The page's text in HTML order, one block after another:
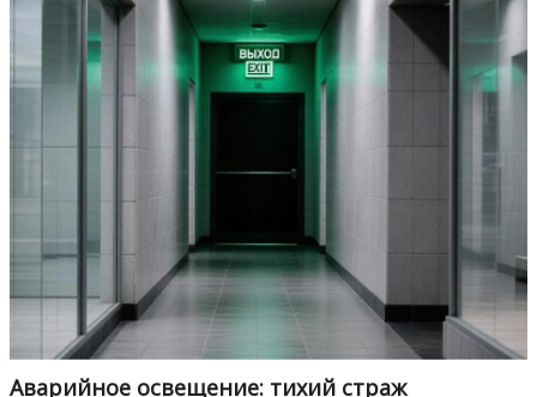
Аварийное освещение: тихий страж